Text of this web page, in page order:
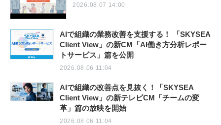
2026.08.07 14:00
AIで組織の業務改善を支援する！ 「SKYSEA
Client View」の新CM「AI働き方分析レポー
トサービス」篇を公開
2026.08.06 11:04
AIで組織の改善点を見抜く！「SKYSEA
Client View」の新テレビCM「チームの変
革」篇の放映を開始
2026.08.06 11:04